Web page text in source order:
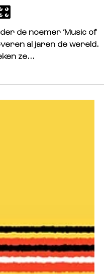
naar
de noemer ‘Music of
al jaren de wereld.